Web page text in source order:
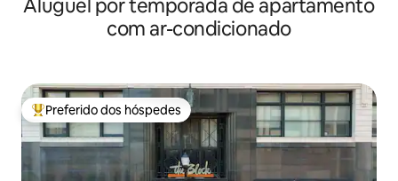
Aluguel por temporada de apartamento
com ar-condicionado
Entre os melhores preferidos dos hóspedes
Preferido dos hóspedes